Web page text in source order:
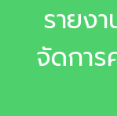
รายง
จัดการ